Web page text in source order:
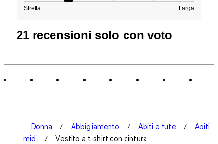
Stretta Larga
21 recensioni solo con voto
Donna Abbigliamento Abiti e tute
Abiti
midi
Vestito a t-shirt con cintura